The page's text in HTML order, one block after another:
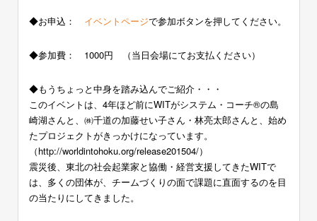
◆お申込： イベントページで参加ボタンを押してください。
◆参加費： 1000円 （当日会場にてお支払ください）
◆もうちょっと中身を踏み込んでご紹介・・・
このイベントは、4年ほど前にWITがシステム・コーチ®の島
崎湖さんと、㈱千道の加藤せい子さん・林亮太郎さんと、始め
たプロジェクトがきっかけになっています。
（http://worldintohoku.org/release201504/）
震災後、東北の社会起業家と協働・経営支援してきたWITで
は、多くの団体が、チームづくりの面で課題に直面するのを目
の当たりにしてきました。